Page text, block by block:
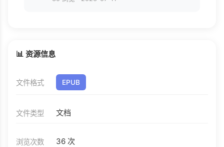
📊 资源信息
文件格式 EPUB
文件类型 文档
浏览次数 36 次